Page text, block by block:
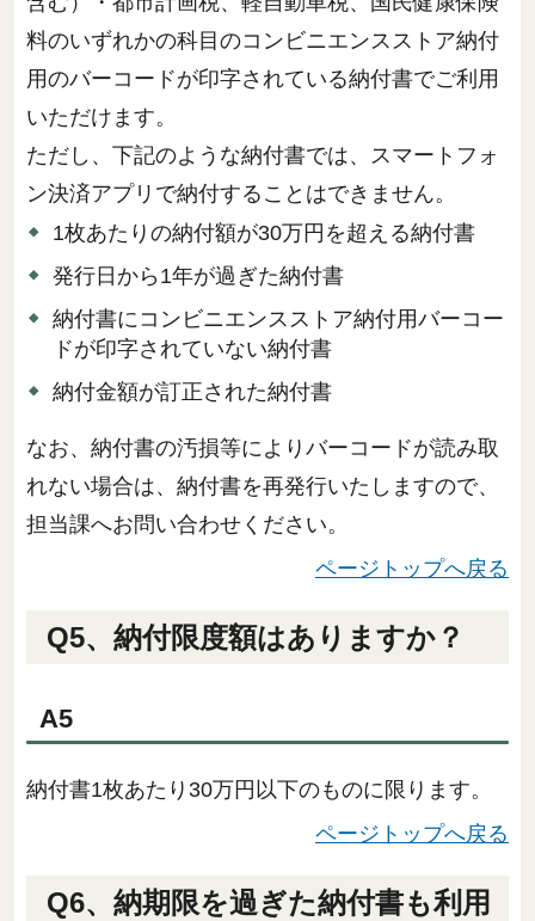
料のいずれかの科目のコンビニエンスストア納付
用のバーコードが印字されている納付書でご利用
いただけます。
ただし、下記のような納付書では、スマートフォ
ン決済アプリで納付することはできません。
1枚あたりの納付額が30万円を超える納付書
発行日から1年が過ぎた納付書
納付書にコンビニエンスストア納付用バーコー
ドが印字されていない納付書
納付金額が訂正された納付書
なお、納付書の汚損等によりバーコードが読み取
れない場合は、納付書を再発行いたしますので、
担当課へお問い合わせください。
ページトップへ戻る
Q5、納付限度額はありますか？
A5
納付書1枚あたり30万円以下のものに限ります。
ページトップへ戻る
Q6、納期限を過ぎた納付書も利用